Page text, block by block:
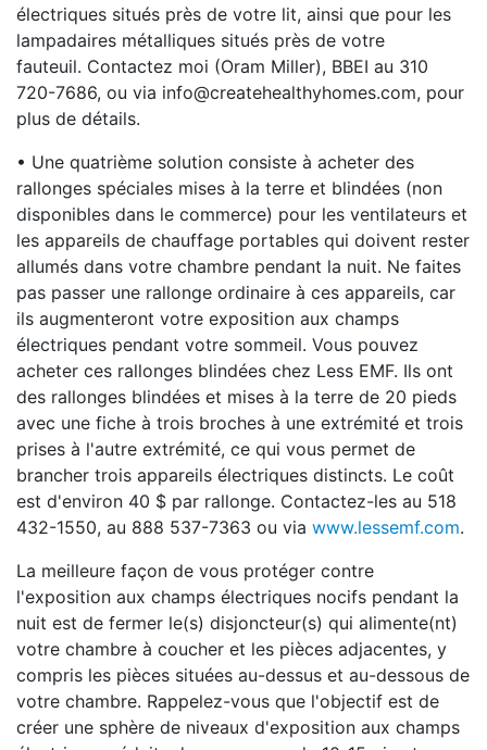
électriques situés près de votre lit, ainsi que pour les
lampadaires métalliques situés près de votre
fauteuil. Contactez moi (Oram Miller), BBEI au 310
720-7686, ou via info@createhealthyhomes.com, pour
plus de détails.
• Une quatrième solution consiste à acheter des
rallonges spéciales mises à la terre et blindées (non
disponibles dans le commerce) pour les ventilateurs et
les appareils de chauffage portables qui doivent rester
allumés dans votre chambre pendant la nuit. Ne faites
pas passer une rallonge ordinaire à ces appareils, car
ils augmenteront votre exposition aux champs
électriques pendant votre sommeil. Vous pouvez
acheter ces rallonges blindées chez Less EMF. Ils ont
des rallonges blindées et mises à la terre de 20 pieds
avec une fiche à trois broches à une extrémité et trois
prises à l'autre extrémité, ce qui vous permet de
brancher trois appareils électriques distincts. Le coût
est d'environ 40 $ par rallonge. Contactez-les au 518
432-1550, au 888 537-7363 ou via www.lessemf.com.
La meilleure façon de vous protéger contre
l'exposition aux champs électriques nocifs pendant la
nuit est de fermer le(s) disjoncteur(s) qui alimente(nt)
votre chambre à coucher et les pièces adjacentes, y
compris les pièces situées au-dessus et au-dessous de
votre chambre. Rappelez-vous que l'objectif est de
créer une sphère de niveaux d'exposition aux champs